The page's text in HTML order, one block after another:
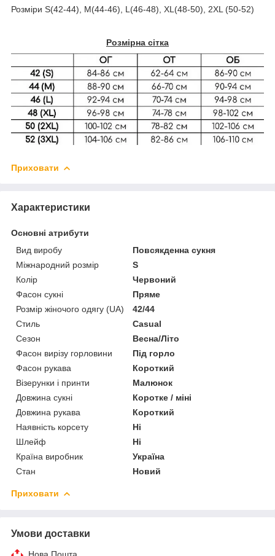
Розміри S(42-44), М(44-46), L(46-48), XL(48-50), 2XL (50-52)
Розмірна сітка
Приховати
Характеристики
Основні атрибути
Вид виробу
Повсякденна сукня
Міжнародний розмір
S
Колір
Червоний
Фасон сукні
Пряме
Розмір жіночого одягу (UA)
42/44
Стиль
Casual
Сезон
Весна/Літо
Фасон вирізу горловини
Під горло
Фасон рукава
Короткий
Візерунки і принти
Малюнок
Довжина сукні
Коротке / міні
Довжина рукава
Короткий
Наявність корсету
Ні
Шлейф
Ні
Країна виробник
Україна
Стан
Новий
Приховати
Умови доставки
Нова Пошта